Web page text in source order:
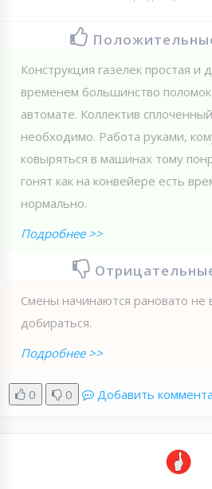
Конструкция газелек простая и
временем большинство
автомате. Коллектив
необходимо. Работа руками,
ковыряться в машинах тому
гонят как на конвейере есть
нормально.
Подробнее >>
Смены начинаются рановато не
добираться.
Подробнее >>
0 0 Добавить